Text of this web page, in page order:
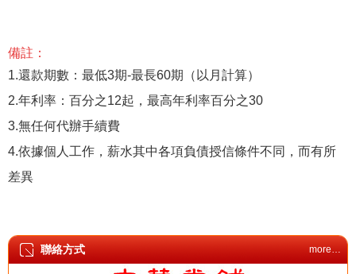
備註：
1.還款期數：最低3期-最長60期（以月計算）
2.年利率：百分之12起，最高年利率百分之30
3.無任何代辦手續費
4.依據個人工作，薪水其中各項負債授信條件不同，而有所
差異
聯絡方式 more…